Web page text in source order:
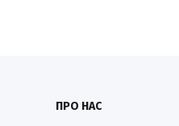
ПРО НАС